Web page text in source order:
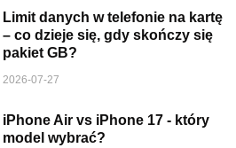
Limit danych w telefonie na kartę
– co dzieje się, gdy skończy się
pakiet GB?
2026-07-27
iPhone Air vs iPhone 17 - który
model wybrać?